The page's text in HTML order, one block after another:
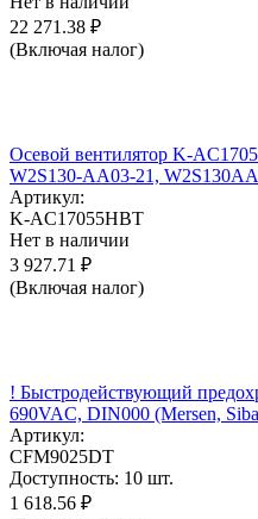
22 271.38 ₽
(Включая налог)
Осевой вентилятор K-
W2S130-AA03-21,
Артикул:
K-AC17055HBT
Нет в наличии
3 927.71 ₽
(Включая налог)
! Быстродействующий
690VAC, DIN000 (Mersen,
Артикул:
CFM9025DT
Доступность: 10 шт.
1 618.56 ₽